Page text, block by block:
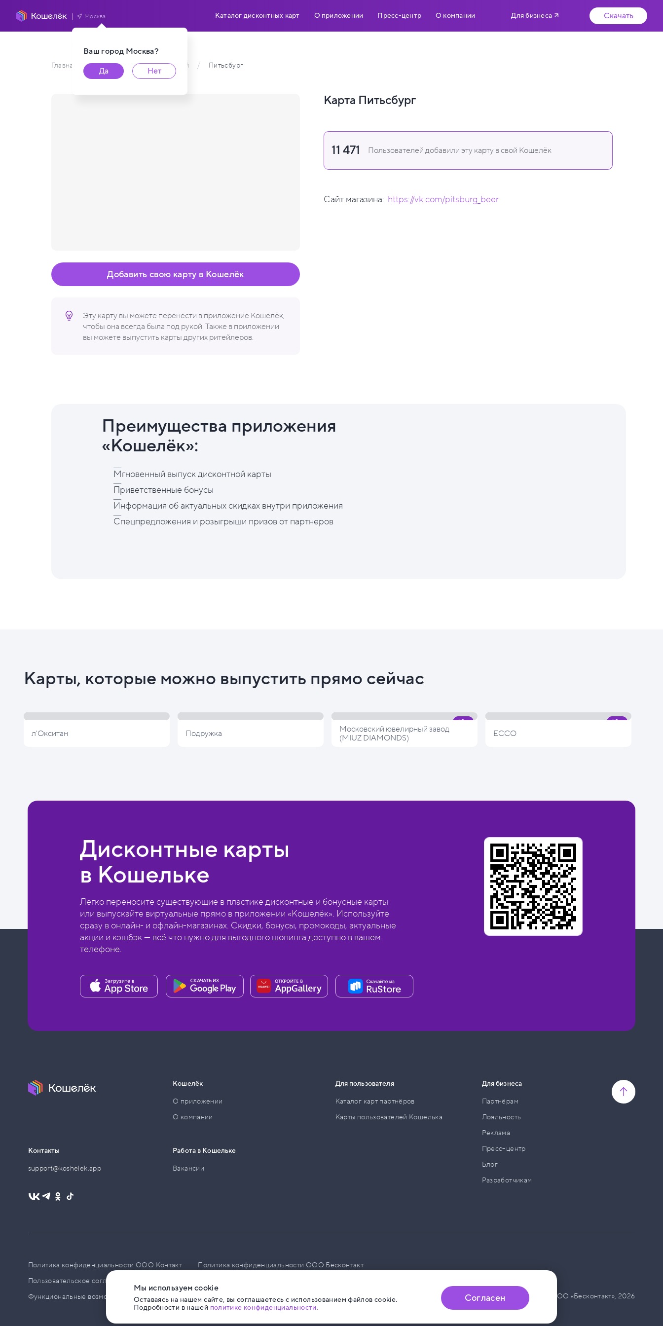
Ваш город Москва?
Да
Нет
Москва Каталог дисконтных карт О приложении Пресс-центр О компании Для бизнеса Скачать
Главная / Каталог карт пользователей / Питьсбург
Эту карту вы можете перенести в приложение Кошелёк,
чтобы она всегда была под рукой. Также в приложении
вы можете выпустить карты других ритейлеров.
Добавить свою карту в Кошелёк
Карта Питьсбург
11 471 Пользователей добавили эту карту в свой Кошелёк
Сайт магазина: https://vk.com/pitsburg_beer
Преимущества приложения
«Кошелёк»:
Мгновенный выпуск дисконтной карты
Приветственные бонусы
Информация об актуальных скидках внутри приложения
Спецпредложения и розыгрыши призов от партнеров
Карты, которые можно выпустить прямо сейчас
л'Окситан Подружка
Московский ювелирный завод
(MIUZ DIAMONDS)
ECCO
Дисконтные карты
в Кошельке
Легко переносите существующие в пластике дисконтные и бонусные карты
или выпускайте виртуальные прямо в приложении «Кошелёк». Используйте
сразу в онлайн- и офлайн-магазинах. Скидки, бонусы, промокоды, актуальные
акции и кэшбэк — всё что нужно для выгодного шопинга доступно в вашем
телефоне.
Контакты
support@koshelek.app
Кошелёк
О приложении
О компании
Работа в Кошельке
Вакансии
Для пользователя
Каталог карт партнёров
Карты пользователей Кошелька
Для бизнеса
Партнёрам
Лояльность
Реклама
Пресс–центр
Блог
Разработчикам
Политика конфиденциальности ООО Контакт
Политика конфиденциальности ООО Бесконтакт
Пользовательское соглашение
Функциональные возможности ПО
© ООО «Бесконтакт», 2026
Мы используем cookie
Оставаясь на нашем сайте, вы соглашаетесь с использованием файлов cookie.
Подробности в нашей политике конфиденциальности.
Согласен